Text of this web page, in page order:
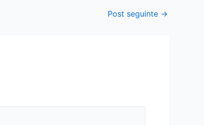
Post seguinte →